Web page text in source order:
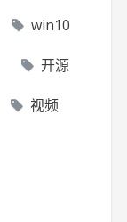
win10
开源
视频